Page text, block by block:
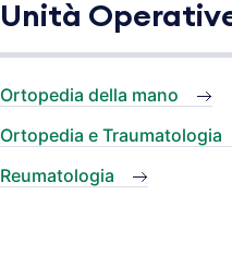
Unità
Ortopedia della mano
Ortopedia e Traumatologia
Reumatologia